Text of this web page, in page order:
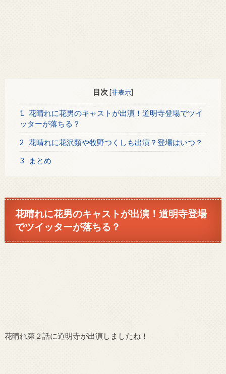
目次 [非表示]
1
花晴れに花男のキャストが出演！道明寺登場でツイ
ッターが落ちる？
2 花晴れに花沢類や牧野つくしも出演？登場はいつ？
3 まとめ
花晴れに花男のキャストが出演！道明寺登場
でツイッターが落ちる？
花晴れ第２話に道明寺が出演しましたね！